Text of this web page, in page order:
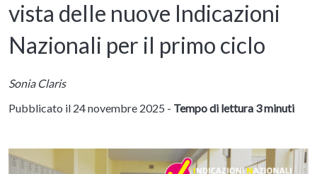
vista delle nuove Indicazioni
Nazionali per il primo ciclo
Sonia Claris
Pubblicato il 24 novembre 2025 - Tempo di lettura 3 minuti